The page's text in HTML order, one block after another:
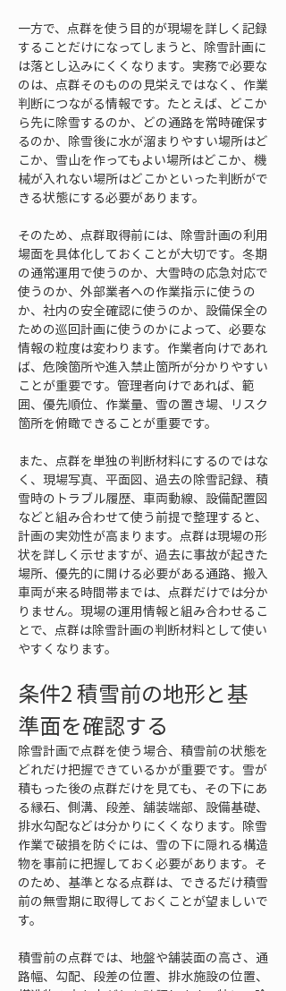
一方で、点群を使う目的が現場を詳しく記録
することだけになってしまうと、除雪計画に
は落とし込みにくくなります。実務で必要な
のは、点群そのものの見栄えではなく、作業
判断につながる情報です。たとえば、どこか
ら先に除雪するのか、どの通路を常時確保す
るのか、除雪後に水が溜まりやすい場所はど
こか、雪山を作ってもよい場所はどこか、機
械が入れない場所はどこかといった判断がで
きる状態にする必要があります。
そのため、点群取得前には、除雪計画の利用
場面を具体化しておくことが大切です。冬期
の通常運用で使うのか、大雪時の応急対応で
使うのか、外部業者への作業指示に使うの
か、社内の安全確認に使うのか、設備保全の
ための巡回計画に使うのかによって、必要な
情報の粒度は変わります。作業者向けであれ
ば、危険箇所や進入禁止箇所が分かりやすい
ことが重要です。管理者向けであれば、範
囲、優先順位、作業量、雪の置き場、リスク
箇所を俯瞰できることが重要です。
また、点群を単独の判断材料にするのではな
く、現場写真、平面図、過去の除雪記録、積
雪時のトラブル履歴、車両動線、設備配置図
などと組み合わせて使う前提で整理すると、
計画の実効性が高まります。点群は現場の形
状を詳しく示せますが、過去に事故が起きた
場所、優先的に開ける必要がある通路、搬入
車両が来る時間帯までは、点群だけでは分か
りません。現場の運用情報と組み合わせるこ
とで、点群は除雪計画の判断材料として使い
やすくなります。
条件2 積雪前の地形と基
準面を確認する
除雪計画で点群を使う場合、積雪前の状態を
どれだけ把握できているかが重要です。雪が
積もった後の点群だけを見ても、その下にあ
る縁石、側溝、段差、舗装端部、設備基礎、
排水勾配などは分かりにくくなります。除雪
作業で破損を防ぐには、雪の下に隠れる構造
物を事前に把握しておく必要があります。そ
のため、基準となる点群は、できるだけ積雪
前の無雪期に取得しておくことが望ましいで
す。
積雪前の点群では、地盤や舗装面の高さ、通
路幅、勾配、段差の位置、排水施設の位置、